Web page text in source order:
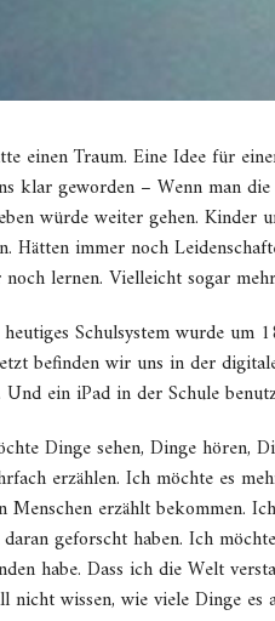
einen Traum. Eine Idee für
klar geworden – Wenn man
würde weiter gehen. Kinder
Hätten immer noch
lernen. Vielleicht sogar
Schulsystem wurde um
befinden wir uns in der
Und ein iPad in der Schule
Dinge sehen, Dinge hören,
erzählen. Ich möchte es
Menschen erzählt bekommen.
geforscht haben. Ich
habe. Dass ich die Welt
nicht wissen, wie viele Dinge es